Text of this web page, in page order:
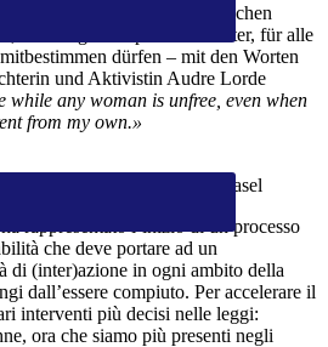
in der Schweiz ihre politischen
war lang. Kämpfen wir weiter, für alle
dürfen – mit den Worten
und Aktivistin Audre Lorde
while any woman is unfree, even when
from my own.»
Frauenstadtrundgang Basel
rappresentato l’inizio di un processo
che deve portare ad un
di (inter)azione in ogni ambito della
dall’essere compiuto. Per accelerare il
interventi più decisi nelle leggi:
ora che siamo più presenti negli